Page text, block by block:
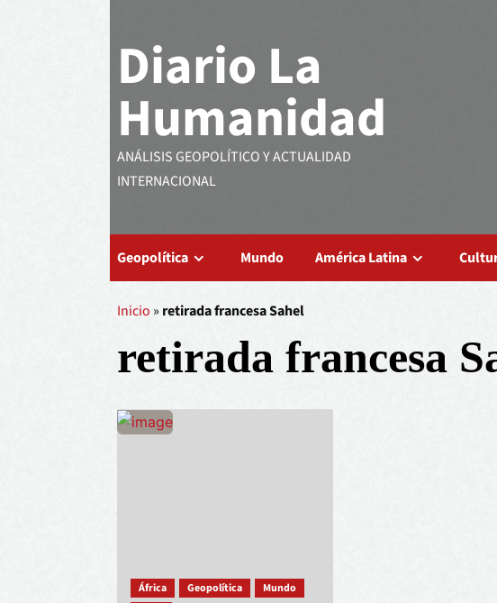
Diario La
Humanidad
ANÁLISIS GEOPOLÍTICO Y ACTUALIDAD
INTERNACIONAL
Geopolítica Mundo América Latina
Inicio » retirada francesa Sahel
retirada francesa
África Geopolítica
Mundo